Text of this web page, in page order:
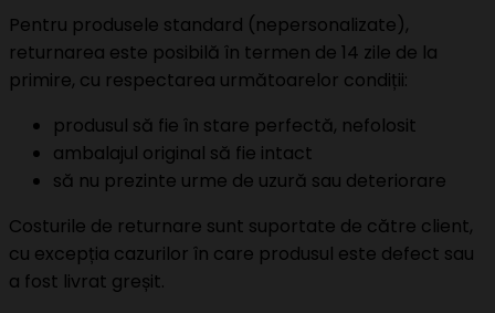
Pentru produsele standard (nepersonalizate),
returnarea este posibilă în termen de 14 zile de la
primire, cu respectarea următoarelor condiții:
produsul să fie în stare perfectă, nefolosit
ambalajul original să fie intact
să nu prezinte urme de uzură sau deteriorare
Costurile de returnare sunt suportate de către client,
cu excepția cazurilor în care produsul este defect sau
a fost livrat greșit.